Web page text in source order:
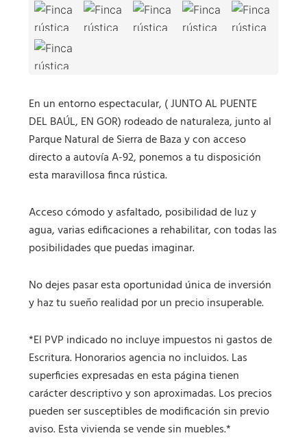
En un entorno espectacular, ( JUNTO AL PUENTE
DEL BAÚL, EN GOR) rodeado de naturaleza, junto al
Parque Natural de Sierra de Baza y con acceso
directo a autovía A-92, ponemos a tu disposición
esta maravillosa finca rústica.
Acceso cómodo y asfaltado, posibilidad de luz y
agua, varias edificaciones a rehabilitar, con todas las
posibilidades que puedas imaginar.
No dejes pasar esta oportunidad única de inversión
y haz tu sueño realidad por un precio insuperable.
*El PVP indicado no incluye impuestos ni gastos de
Escritura. Honorarios agencia no incluidos. Las
superficies expresadas en esta página tienen
carácter descriptivo y son aproximadas. Los precios
pueden ser susceptibles de modificación sin previo
aviso. Esta vivienda se vende sin muebles.*